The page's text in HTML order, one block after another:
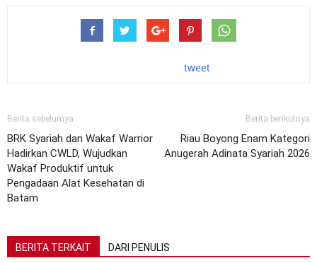
tweet
Berita sebelumya
BRK Syariah dan Wakaf Warrior
Hadirkan CWLD, Wujudkan
Wakaf Produktif untuk
Pengadaan Alat Kesehatan di
Batam
Berita berikutnya
Riau Boyong Enam Kategori
Anugerah Adinata Syariah 2026
BERITA TERKAIT DARI PENULIS